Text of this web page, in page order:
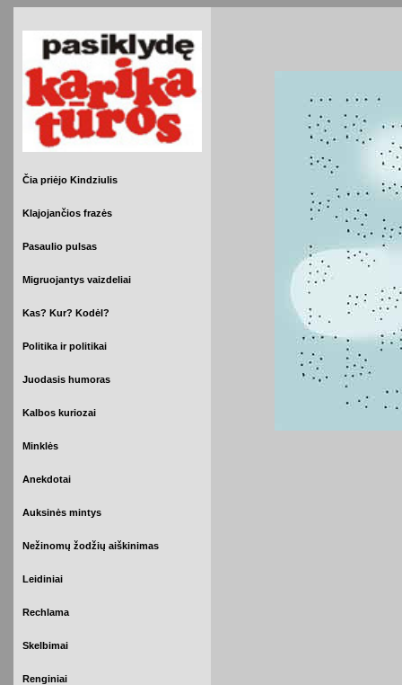
Čia priėjo Kindziulis
Klajojančios frazės
Pasaulio pulsas
Migruojantys vaizdeliai
Kas? Kur? Kodėl?
Politika ir politikai
Juodasis humoras
Kalbos kuriozai
Minklės
Anekdotai
Auksinės mintys
Nežinomų žodžių aiškinimas
Leidiniai
Rechlama
Skelbimai
Renginiai